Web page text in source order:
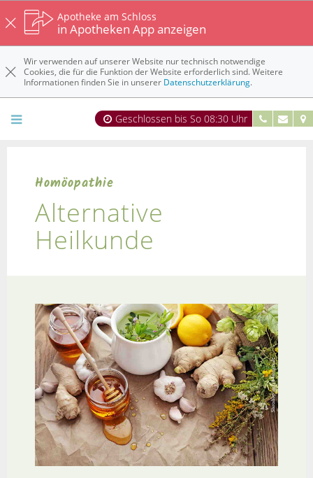
Apotheke am Schloss
in Apotheken App anzeigen
Wir verwenden auf unserer Website nur technisch notwendige
Cookies, die für die Funktion der Website erforderlich sind. Weitere
Informationen finden Sie in unserer Datenschutzerklärung.
Geschlossen bis So 08:30 Uhr
Homöopathie
Alternative
Heilkunde